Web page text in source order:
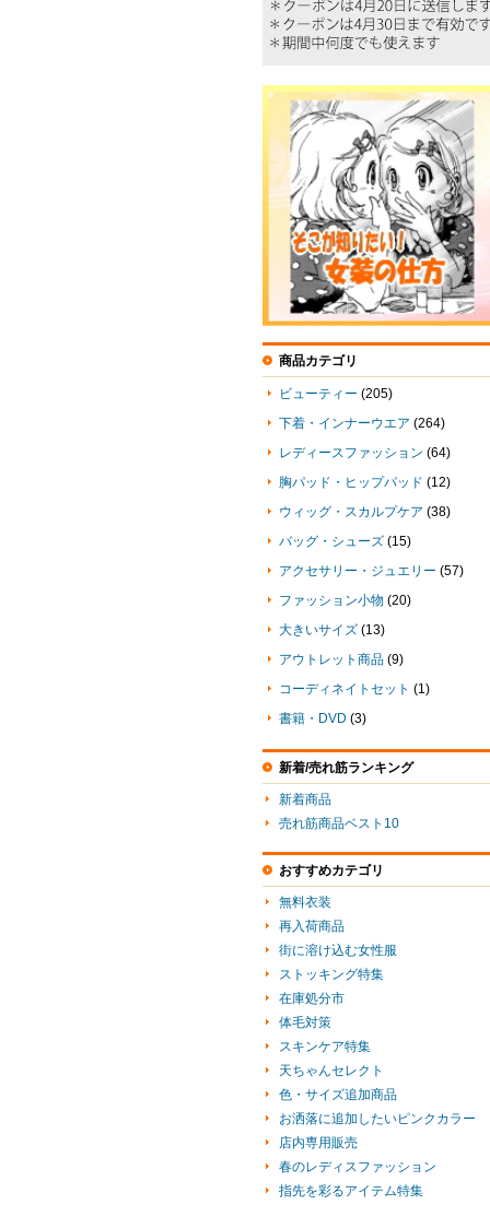
商品カテゴリ
ビューティー (205)
下着・インナーウエア (264)
レディースファッション (64)
胸パッド・ヒップパッド (12)
ウィッグ・スカルプケア (38)
バッグ・シューズ (15)
アクセサリー・ジュエリー (57)
ファッション小物 (20)
大きいサイズ (13)
アウトレット商品 (9)
コーディネイトセット (1)
書籍・DVD (3)
新着/売れ筋ランキング
新着商品
売れ筋商品ベスト10
おすすめカテゴリ
無料衣装
再入荷商品
街に溶け込む女性服
ストッキング特集
在庫処分市
体毛対策
スキンケア特集
天ちゃんセレクト
色・サイズ追加商品
お洒落に追加したいピンクカラー
店内専用販売
春のレディスファッション
指先を彩るアイテム特集